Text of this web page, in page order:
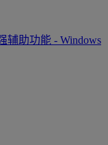
辅助功能 - Windows